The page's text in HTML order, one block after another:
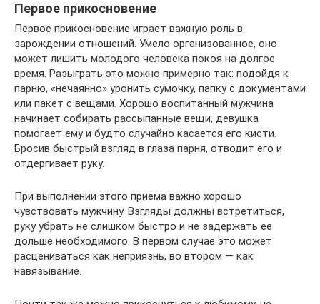
Первое прикосновение
Первое прикосновение играет важную роль в
зарождении отношений. Умело организованное, оно
может лишить молодого человека покоя на долгое
время. Разыграть это можно примерно так: подойдя к
парню, «нечаянно» уронить сумочку, папку с документами
или пакет с вещами. Хорошо воспитанный мужчина
начинает собирать рассыпанные вещи, девушка
помогает ему и будто случайно касается его кисти.
Бросив быстрый взгляд в глаза парня, отводит его и
отдергивает руку.
При выполнении этого приема важно хорошо
чувствовать мужчину. Взгляды должны встретиться,
руку убрать не слишком быстро и не задержать ее
дольше необходимого. В первом случае это может
расцениваться как неприязнь, во втором — как
навязывание.